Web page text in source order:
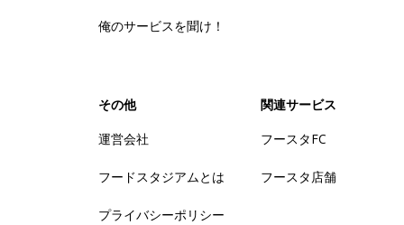
俺のサービスを聞け！
その他
運営会社
フードスタジアムとは
プライバシーポリシー
関連サービス
フースタFC
フースタ店舗